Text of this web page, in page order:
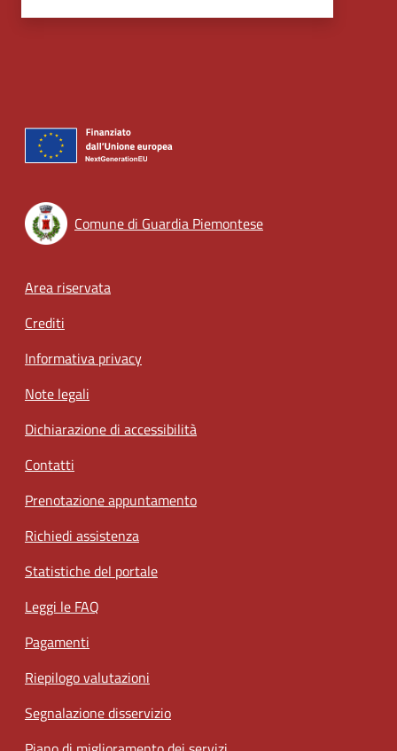
Comune di Guardia Piemontese
Footer menu
Area riservata
Crediti
Informativa privacy
Note legali
Dichiarazione di accessibilità
Contatti
Prenotazione appuntamento
Richiedi assistenza
Statistiche del portale
Leggi le FAQ
Pagamenti
Riepilogo valutazioni
Segnalazione disservizio